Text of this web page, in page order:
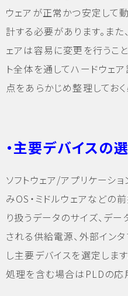
ウェアが正常かつ安定して
計する必要があります。また
ェアは容易に変更を行うこ
ト全体を通してハードウェ
点をあらかじめ整理してお
・主要デバイスの
ソフトウェア/アプリケーシ
みOS・ミドルウェアなどの
り扱うデータのサイズ、デー
される供給電源、外部イン
し主要デバイスを選定しま
処理を含む場合はPLDの応